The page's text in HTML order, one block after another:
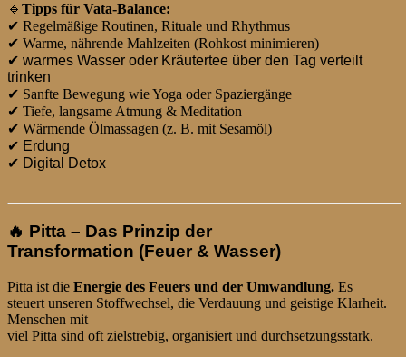
🔹 Tipps für Vata-Balance:
✔ Regelmäßige Routinen, Rituale und Rhythmus
✔ Warme, nährende Mahlzeiten (Rohkost minimieren)
✔ warmes Wasser oder Kräutertee über den Tag verteilt
trinken
✔ Sanfte Bewegung wie Yoga oder Spaziergänge
✔ Tiefe, langsame Atmung & Meditation
✔ Wärmende Ölmassagen (z. B. mit Sesamöl)
✔ Erdung
✔ Digital Detox
🔥 Pitta – Das Prinzip der
Transformation (Feuer & Wasser)
Pitta ist die Energie des Feuers und der Umwandlung. Es
steuert unseren Stoffwechsel, die Verdauung und geistige Klarheit.
Menschen mit
viel Pitta sind oft zielstrebig, organisiert und durchsetzungsstark.